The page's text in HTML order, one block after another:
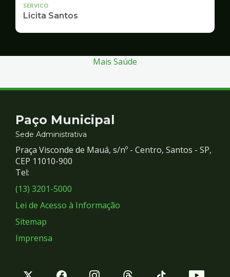
SERVICO
Licita Santos
Mais Saúde
Contato
e
Redes
Sociais
Paço Municipal
Sede Administrativa
Praça Visconde de Mauá, s/nº - Centro, Santos - SP,
CEP 11010-900
Tel:
(13) 3201-5000
Lei de Acesso à Informação
Sitemap
Imprensa